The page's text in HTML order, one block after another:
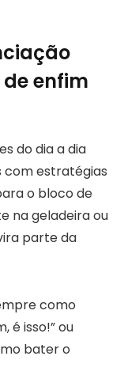
enfim
do dia a dia
com estratégias
o bloco de
na geladeira ou
parte da
como
é isso!” ou
bater o